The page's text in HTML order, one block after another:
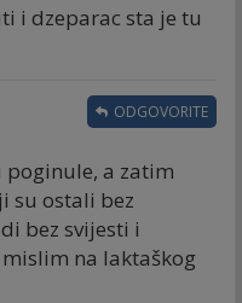
i dzeparac sta je tu
a zatim
su ostali bez
bez svijesti i
na laktaškog
ODGOVORITE